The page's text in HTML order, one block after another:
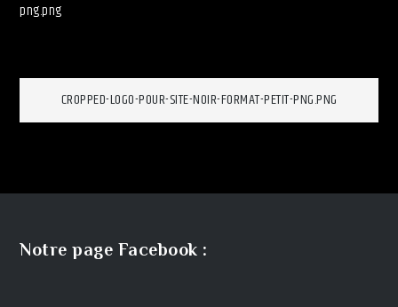
png.png
Navigation
l’article
CROPPED-LOGO-POUR-SITE-NOIR-FORMAT-PETIT-PNG.PNG
Notre page Facebook :